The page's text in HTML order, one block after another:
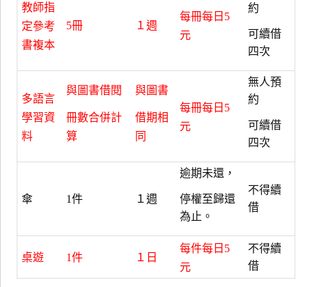
教師指
定參考
書複本
5冊 １週
每冊每日5
元
約
可續借
四次
多語言
學習資
料
與圖書借閱
冊數合併計
算
與圖書
借期相
同
每冊每日5
元
無人預
約
可續借
四次
傘 1件 １週
逾期未還，
停權至歸還
為止。
不得續
借
桌遊 1件 １日
每件每日5
元
不得續
借